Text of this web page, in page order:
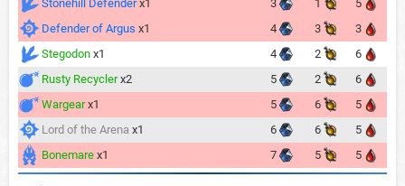
Stonehill Defender x1 3 1
5
Defender of Argus x1 4 3
3
Stegodon x1 4 2
6
Rusty Recycler x2 5 2
6
Wargear x1 5 6
5
Lord of the Arena x1 6 6
5
Bonemare x1 7 5 5